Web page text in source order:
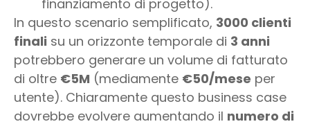
finanziamento di progetto).
In questo scenario semplificato, 3000 clienti
finali su un orizzonte temporale di 3 anni
potrebbero generare un volume di fatturato
di oltre €5M (mediamente €50/mese per
utente). Chiaramente questo business case
dovrebbe evolvere aumentando il numero di